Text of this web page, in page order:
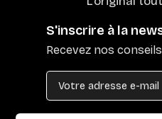
S'inscrire à la
Recevez nos